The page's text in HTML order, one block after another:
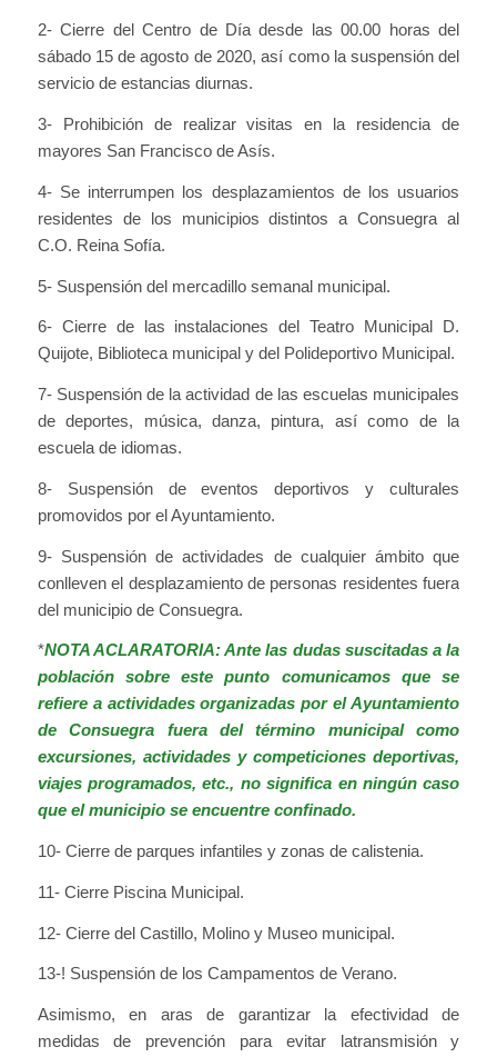
2- Cierre del Centro de Día desde las 00.00 horas del
sábado 15 de agosto de 2020, así como la suspensión del
servicio de estancias diurnas.
3- Prohibición de realizar visitas en la residencia de
mayores San Francisco de Asís.
4- Se interrumpen los desplazamientos de los usuarios
residentes de los municipios distintos a Consuegra al
C.O. Reina Sofía.
5- Suspensión del mercadillo semanal municipal.
6- Cierre de las instalaciones del Teatro Municipal D.
Quijote, Biblioteca municipal y del Polideportivo Municipal.
7- Suspensión de la actividad de las escuelas municipales
de deportes, música, danza, pintura, así como de la
escuela de idiomas.
8- Suspensión de eventos deportivos y culturales
promovidos por el Ayuntamiento.
9- Suspensión de actividades de cualquier ámbito que
conlleven el desplazamiento de personas residentes fuera
del municipio de Consuegra.
*NOTA ACLARATORIA: Ante las dudas suscitadas a la
población sobre este punto comunicamos que se
refiere a actividades organizadas por el Ayuntamiento
de Consuegra fuera del término municipal como
excursiones, actividades y competiciones deportivas,
viajes programados, etc., no significa en ningún caso
que el municipio se encuentre confinado.
10- Cierre de parques infantiles y zonas de calistenia.
11- Cierre Piscina Municipal.
12- Cierre del Castillo, Molino y Museo municipal.
13-! Suspensión de los Campamentos de Verano.
Asimismo, en aras de garantizar la efectividad de
medidas de prevención para evitar latransmisión y